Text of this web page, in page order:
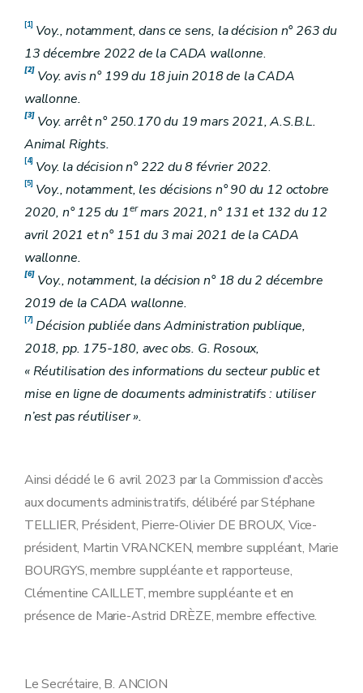
[1] Voy., notamment, dans ce sens, la décision n° 263 du
13 décembre 2022 de la CADA wallonne.
[2] Voy. avis n° 199 du 18 juin 2018 de la CADA
wallonne.
[3] Voy. arrêt n° 250.170 du 19 mars 2021, A.S.B.L.
Animal Rights.
[4] Voy. la décision n° 222 du 8 février 2022.
[5] Voy., notamment, les décisions n° 90 du 12 octobre
2020, n° 125 du 1ermars 2021, n° 131 et 132 du 12
avril 2021 et n° 151 du 3 mai 2021 de la CADA
wallonne.
[6] Voy., notamment, la décision n° 18 du 2 décembre
2019 de la CADA wallonne.
[7] Décision publiée dans Administration publique,
2018, pp. 175-180, avec obs. G. Rosoux,
« Réutilisation des informations du secteur public et
mise en ligne de documents administratifs : utiliser
n’est pas réutiliser ».
Ainsi décidé le 6 avril 2023 par la Commission d'accès
aux documents administratifs, délibéré par Stéphane
TELLIER, Président, Pierre-Olivier DE BROUX, Vice-
président, Martin VRANCKEN, membre suppléant, Marie
BOURGYS, membre suppléante et rapporteuse,
Clémentine CAILLET, membre suppléante et en
présence de Marie-Astrid DRÈZE, membre effective.
Le Secrétaire, B. ANCION